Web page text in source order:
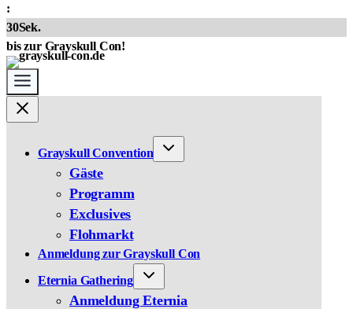
:
30Sek.
bis zur Grayskull Con!
Grayskull Convention
Gäste
Programm
Exclusives
Flohmarkt
Anmeldung zur Grayskull Con
Eternia Gathering
Anmeldung Eternia